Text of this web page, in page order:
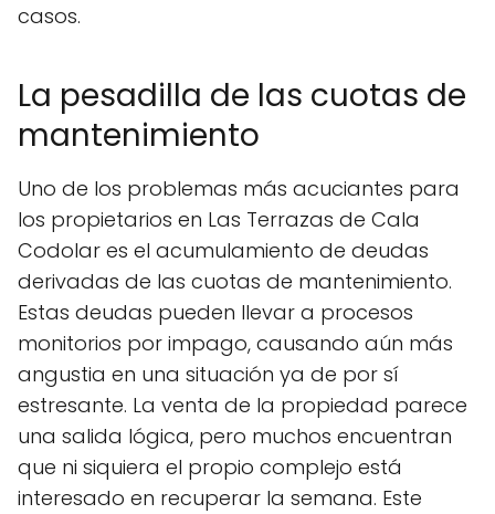
casos.
La pesadilla de las cuotas de
mantenimiento
Uno de los problemas más acuciantes para
los propietarios en Las Terrazas de Cala
Codolar es el acumulamiento de deudas
derivadas de las cuotas de mantenimiento.
Estas deudas pueden llevar a procesos
monitorios por impago, causando aún más
angustia en una situación ya de por sí
estresante. La venta de la propiedad parece
una salida lógica, pero muchos encuentran
que ni siquiera el propio complejo está
interesado en recuperar la semana. Este